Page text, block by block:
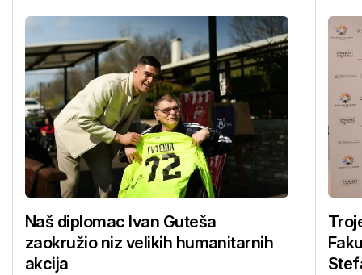
Naš diplomac Ivan Guteša
zaokružio niz velikih humanitarnih
akcija